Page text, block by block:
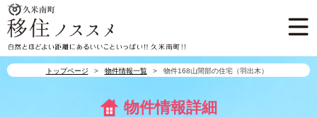
久米南町 移住ノスス
トップページ 物件情報一覧 物件168山間部の住宅（羽出木）
物件情報詳細